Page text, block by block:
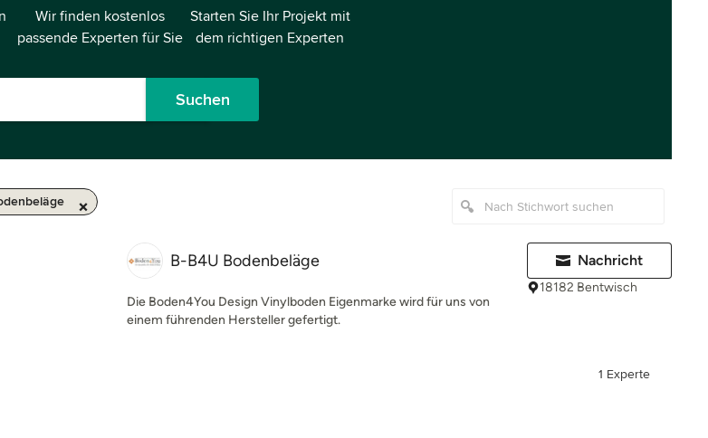
Wir finden kostenlos
passende Experten für Sie
Starten Sie Ihr Projekt mit
dem richtigen Experten
Suchen
B-B4U Bodenbeläge
Die Boden4You Design Vinylboden Eigenmarke wird für uns von
einem führenden Hersteller gefertigt.
Nachricht
18182 Bentwisch
1 Experte